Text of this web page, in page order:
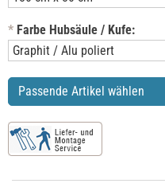
* Farbe Hubsäule / Kufe:
Passende Artikel wählen